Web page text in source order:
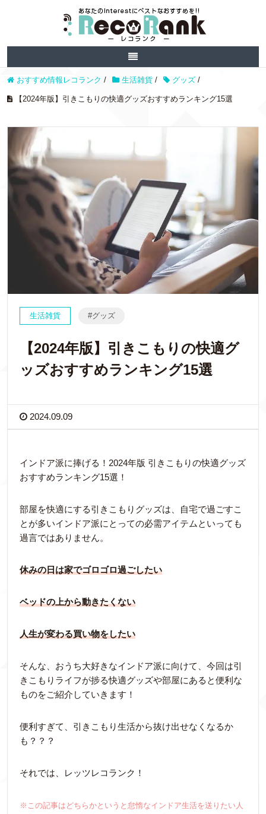
おすすめ情報レコランク / 生活雑貨 / グッズ /
【2024年版】引きこもりの快適グッズおすすめランキング15選
生活雑貨 グッズ
【2024年版】引きこもりの快適グ
ッズおすすめランキング15選
2024.09.09
インドア派に捧げる！2024年版 引きこもりの快適グッズ
おすすめランキング15選！
部屋を快適にする引きこもりグッズは、自宅で過ごすこ
とが多いインドア派にとっての必需アイテムといっても
過言ではありません。
休みの日は家でゴロゴロ過ごしたい
ベッドの上から動きたくない
人生が変わる買い物をしたい
そんな、おうち大好きなインドア派に向けて、今回は引
きこもりライフが捗る快適グッズや部屋にあると便利な
ものをご紹介していきます！
便利すぎて、引きこもり生活から抜け出せなくなるか
も？？？
それでは、レッツレコランク！
※この記事はどちらかというと怠惰なインドア生活を送りたい人